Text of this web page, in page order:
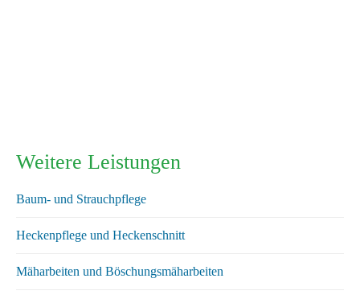
Weitere Leistungen
Baum- und Strauchpflege
Heckenpflege und Heckenschnitt
Mäharbeiten und Böschungsmäharbeiten